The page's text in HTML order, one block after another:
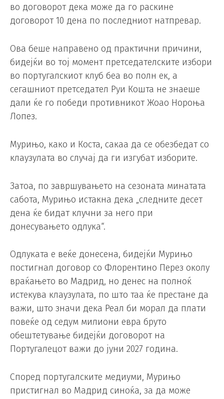
во договорот дека може да го раскине
договорот 10 дена по последниот натпревар.
Ова беше направено од практични причини,
бидејќи во тој момент претседателските избори
во португалскиот клуб беа во полн ек, а
сегашниот претседател Руи Кошта не знаеше
дали ќе го победи противникот Жоао Нороња
Лопез.
Мурињо, како и Коста, сакаа да се обезбедат со
клаузулата во случај да ги изгубат изборите.
Затоа, по завршувањето на сезоната минатата
сабота, Мурињо истакна дека „следните десет
дена ќе бидат клучни за него при
донесувањето одлука“.
Одлуката е веќе донесена, бидејќи Мурињо
постигнал договор со Флорентино Перез околу
враќањето во Мадрид, но денес на полноќ
истекува клаузулата, по што таа ќе престане да
важи, што значи дека Реал би морал да плати
повеќе од седум милиони евра бруто
обештетување бидејќи договорот на
Португалецот важи до јуни 2027 година.
Според португалските медиуми, Мурињо
пристигнал во Мадрид синоќа, за да може